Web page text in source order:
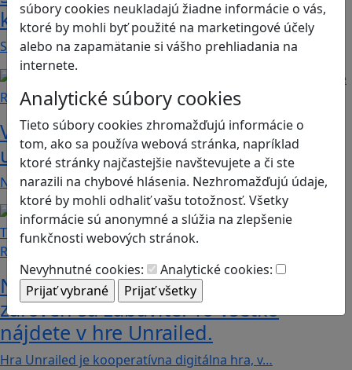
súbory cookies neukladajú žiadne informácie o vás,
ktoré by mohli byť použité na marketingové účely
alebo na zapamätanie si vášho prehliadania na
internete.
Analytické súbory cookies
Tieto súbory cookies zhromažďujú informácie o
tom, ako sa používa webová stránka, napríklad
ktoré stránky najčastejšie navštevujete a či ste
narazili na chybové hlásenia. Nezhromažďujú údaje,
ktoré by mohli odhaliť vašu totožnosť. Všetky
informácie sú anonymné a slúžia na zlepšenie
funkčnosti webových stránok.
Nevyhnutné cookies:
Analytické cookies:
ktorej sa naučíte rozoznávať huby
Smushi Come Home je roztomilá a relaxačná…
Recenzie
Valiant Hearts: Keď sa videohra stáva
učebnicou histórie
Nie je to len obyčajná hra, ale aj vzdelávací…
Recenzie
Naučíte sa spolupracovať v tíme a
zároveň sa zabavíte. To všetko
nájdete v hre Unrailed.
Hra Unrailed je kooperatívna digitálna hra, v…